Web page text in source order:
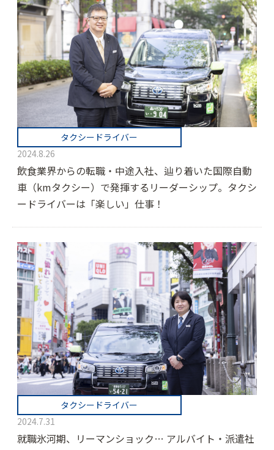
タクシードライバー
2024.8.26
飲食業界からの転職・中途入社、辿り着いた国際自動
車（kmタクシー）で発揮するリーダーシップ。タクシ
ードライバーは「楽しい」仕事！
タクシードライバー
2024.7.31
就職氷河期、リーマンショック… アルバイト・派遣社